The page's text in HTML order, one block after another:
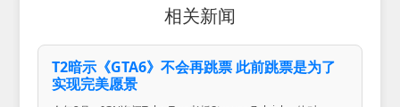
相关新闻
T2暗示《GTA6》不会再跳票 此前跳票是为了
实现完美愿景